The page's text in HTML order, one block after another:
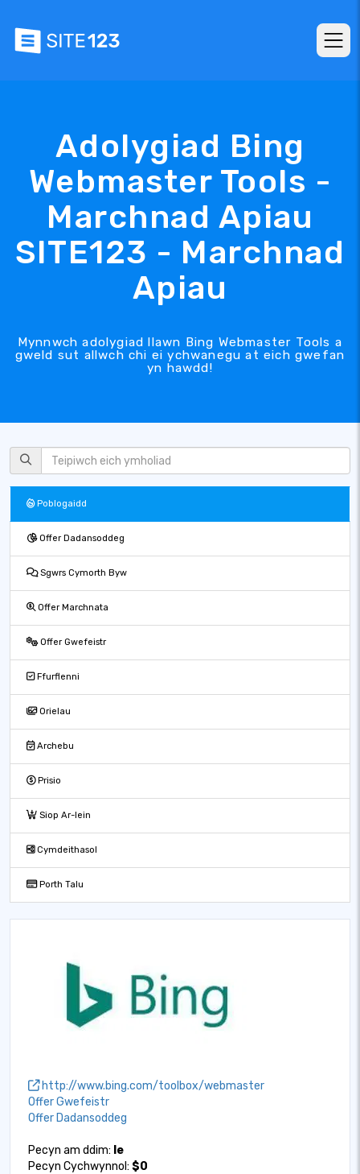
Adolygiad Bing
Webmaster Tools -
Marchnad Apiau
SITE123 - Marchnad
Apiau
Mynnwch adolygiad llawn Bing Webmaster Tools a
gweld sut allwch chi ei ychwanegu at eich gwefan
yn hawdd!
Poblogaidd
Offer Dadansoddeg
Sgwrs Cymorth Byw
Offer Marchnata
Offer Gwefeistr
Ffurflenni
Orielau
Archebu
Prisio
Siop Ar-lein
Cymdeithasol
Porth Talu
http://www.bing.com/toolbox/webmaster
Offer Gwefeistr
Offer Dadansoddeg
Pecyn am ddim: Ie
Pecyn Cychwynnol: $0